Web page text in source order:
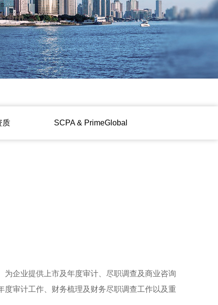
质 ㅤㅤSCPA & PrimeGlobalㅤㅤ
企业提供上市及年度审计、尽职调查及商业咨询
审计工作、财务梳理及财务尽职调查工作以及重